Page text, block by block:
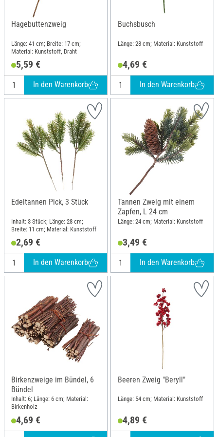
Hagebuttenzweig
Länge: 41 cm; Breite: 17 cm;
Material: Kunststoff, Draht
5,59 €
In den Warenkorb
Buchsbusch
Länge: 28 cm; Material: Kunststoff
4,69 €
In den Warenkorb
Edeltannen Pick, 3 Stück
Inhalt: 3 Stück; Länge: 28 cm;
Breite: 11 cm; Material: Kunststoff
2,69 €
In den Warenkorb
Tannen Zweig mit einem
Zapfen, L 24 cm
Länge: 24 cm; Material: Kunststoff
3,49 €
In den Warenkorb
Birkenzweige im Bündel, 6
Bündel
Inhalt: 6; Länge: 6 cm; Material:
Birkenholz
4,69 €
Beeren Zweig "Beryll"
Länge: 54 cm; Material: Kunststoff
4,89 €